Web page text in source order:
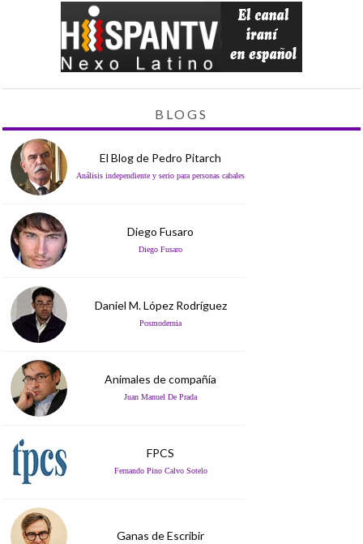
BLOGS
El Blog de Pedro Pitarch
Análisis independiente y serio para personas cabales
Diego Fusaro
Diego Fusaro
Daniel M. López Rodríguez
Posmodernia
Animales de compañía
Juan Manuel De Prada
FPCS
Fernando Pino Calvo Sotelo
Ganas de Escribir